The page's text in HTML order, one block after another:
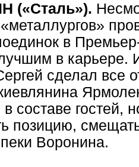
(«Сталь»).
в
в карьере.
сделал все
составе гостей,
позицию,
Воронина.